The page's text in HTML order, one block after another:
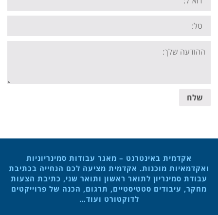
Tel:
Your
message:
שלח
אקדמית באינטרנט – מאגר עבודות סמינריוניות
ואקדמאיות מוכנות. אקדמית מציעה לכם הנחייה בכתיבת
עבודת סמינריון לתואר ראשון ותואר שני, כתיבת הצעות
מחקר, עיבודים סטטיסטיים, תרגום, הכנה של פרוייקטים
לדוקטורט ועוד…